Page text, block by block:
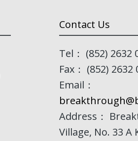
Contact Us
Tel： (852) 2632
Fax： (852) 2632
Email：
Address：
Village, No. 33 A